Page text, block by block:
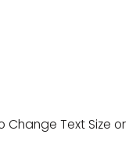
Text Size